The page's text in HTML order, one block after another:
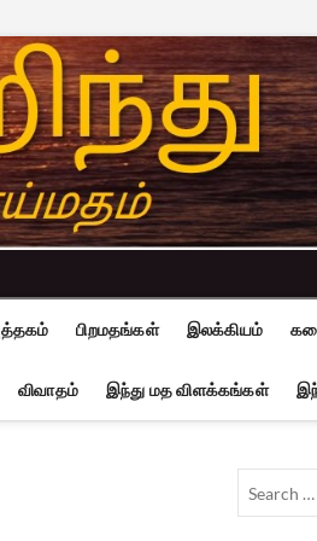
பிறமதங்கள் இலக்கியம்
விவாதம் இந்து மத விளக்கங்கள்